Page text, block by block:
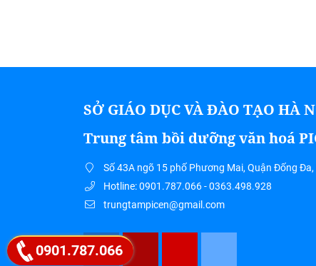
SỞ GIÁO DỤC VÀ ĐÀO TẠO HÀ
Trung tâm bồi dưỡng văn hoá
Số 43A ngõ 15 phố Phương Mai, Quận Đống Đa,
Hotline: 0901.787.066 - 0363.498.928
trungtampicen@gmail.com
0901.787.066